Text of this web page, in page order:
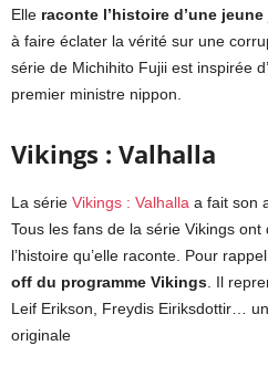
Elle raconte l’histoire d’une
à faire éclater la vérité sur une
série de Michihito Fujii est inspirée
premier ministre nippon.
Vikings : Valhalla
La série Vikings : Valhalla a fait son
Tous les fans de la série Vikings
l’histoire qu’elle raconte. Pour
off du programme Vikings . Il
Leif Erikson, Freydis Eiriksdottir…
originale